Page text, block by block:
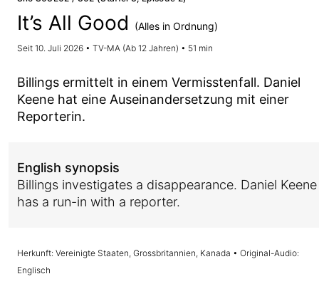
It’s All Good (Alles in Ordnung)
Seit 10. Juli 2026 • TV-MA (Ab 12 Jahren) • 51 min
Billings ermittelt in einem Vermisstenfall. Daniel
Keene hat eine Auseinandersetzung mit einer
Reporterin.
English synopsis
Billings investigates a disappearance. Daniel Keene
has a run-in with a reporter.
Herkunft: Vereinigte Staaten, Grossbritannien, Kanada • Original-Audio:
Englisch